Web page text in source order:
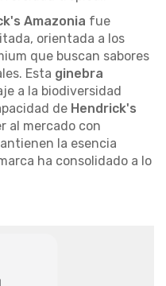
Amazonia fue
orientada a los
que buscan sabores
Esta ginebra
a la biodiversidad
de Hendrick's
al mercado con
la esencia
ha consolidado a lo